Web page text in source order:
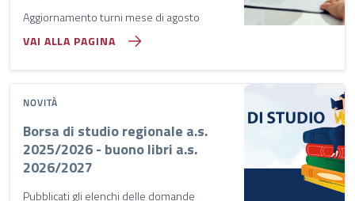
Aggiornamento turni mese di agosto
VAI ALLA PAGINA
NOVITÀ
Borsa di studio regionale a.s.
2025/2026 - buono libri a.s.
2026/2027
Pubblicati gli elenchi delle domande